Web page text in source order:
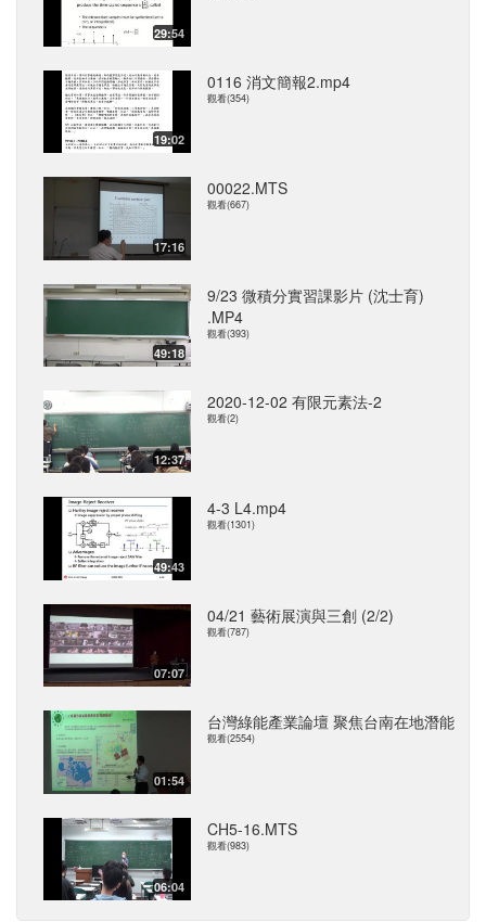
29:54
19:02
0116 消文簡報2.mp4
觀看(354)
17:16
00022.MTS
觀看(667)
49:18
9/23 微積分實習課影片 (沈士育)
.MP4
觀看(393)
12:37
2020-12-02 有限元素法-2
觀看(2)
49:43
4-3 L4.mp4
觀看(1301)
07:07
04/21 藝術展演與三創 (2/2)
觀看(787)
01:54
台灣綠能產業論壇 聚焦台南在地潛能
觀看(2554)
06:04
CH5-16.MTS
觀看(983)